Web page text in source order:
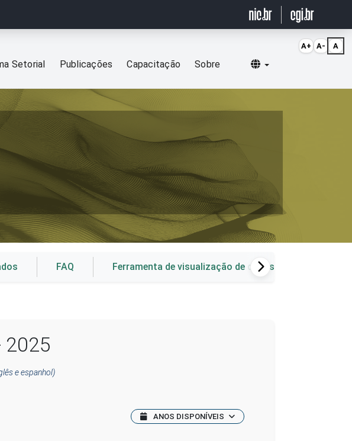
Setorial Publicações Capacitação Sobre Selecionar idioma
FAQ Ferramenta de visualização de dados
2025
e espanhol)
ANOS DISPONÍVEIS
A+ A- A